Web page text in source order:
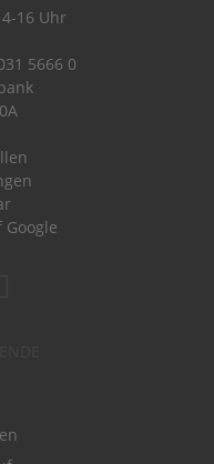
16 Uhr
5666 0